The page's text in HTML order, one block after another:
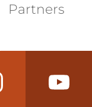
Partners